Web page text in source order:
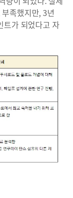
족했지만, 3년
트가 되었다고 자